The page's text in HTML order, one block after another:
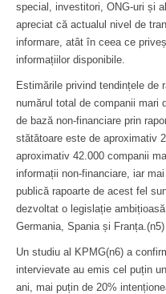
special, investitori, ONG-uri și
apreciat că actualul nivel de
informare, atât în ceea ce
informațiilor disponibile.
Estimările privind tendințele de
numărul total de companii mari
de bază non-financiare prin
stătătoare este de aproximativ
aproximativ 42.000 companii
informații non-financiare, iar
publică rapoarte de acest fel
dezvoltat o legislație
Germania, Spania și Franța.(n5)
Un studiu al KPMG(n6) a
intervievate au emis cel puțin
ani, mai puțin de 20%